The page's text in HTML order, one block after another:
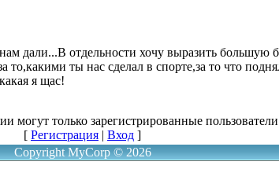
дали...В отдельности хочу выразить большую
ты нас сделал в спорте,за то что
я щас!
могут только зарегистрированные
[ Регистрация | Вход ]
Copyright MyCorp © 2026